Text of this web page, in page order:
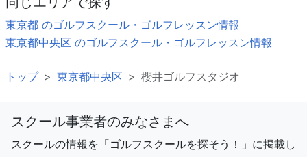
東京都 のゴルフスクール・ゴルフレッスン情報
東京都中央区 のゴルフスクール・ゴルフレッスン情報
トップ 東京都中央区 櫻井ゴルフスタジオ
スクール事業者のみなさまへ
スクールの情報を「ゴルフスクールを探そう！」に掲載し